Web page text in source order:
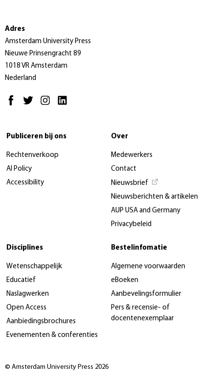
Adres
Amsterdam University Press
Nieuwe Prinsengracht 89
1018 VR Amsterdam
Nederland
Publiceren bij ons
Rechtenverkoop
AI Policy
Accessibility
Over
Medewerkers
Contact
Nieuwsbrief
Nieuwsberichten & artikelen
AUP USA and Germany
Privacybeleid
Disciplines
Wetenschappelijk
Educatief
Naslagwerken
Open Access
Aanbiedingsbrochures
Evenementen & conferenties
Bestelinfomatie
Algemene voorwaarden
eBoeken
Aanbevelingsformulier
Pers & recensie- of
docentenexemplaar
© Amsterdam University Press 2026